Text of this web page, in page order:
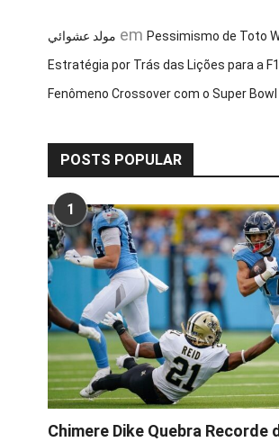
مولد عشوائي em Pessimismo de Toto
Estratégia por Trás das Lições para a
Fenômeno Crossover com o Super Bowl
POSTS POPULAR
1
Chimere Dike Quebra Recorde